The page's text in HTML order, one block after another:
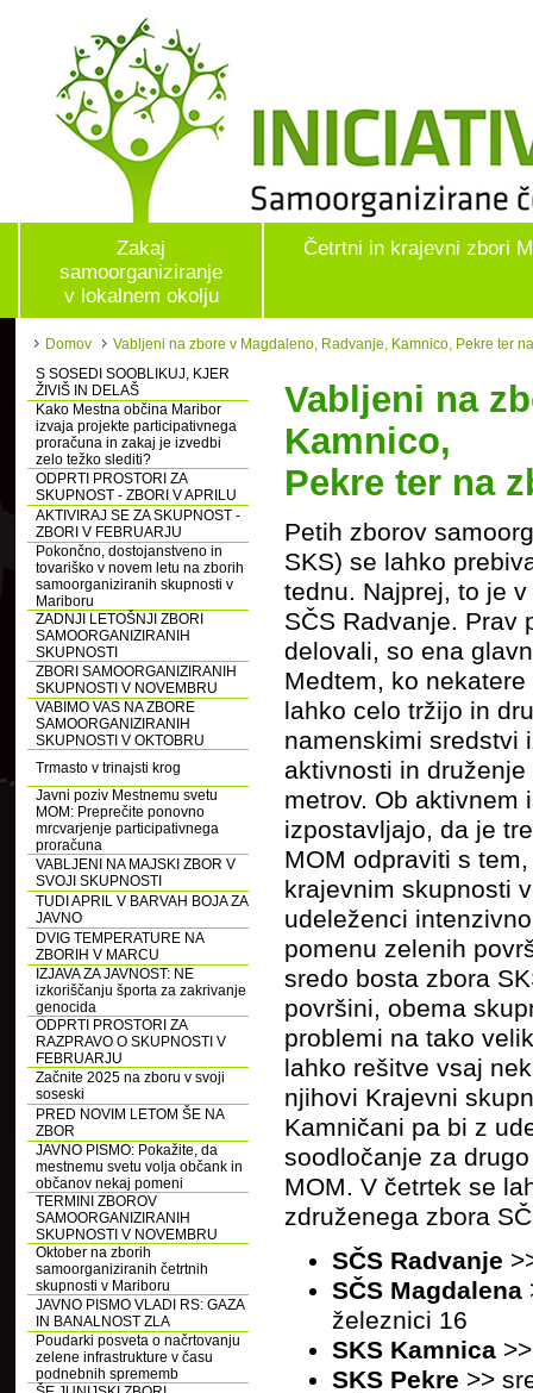
Zakaj
samoorganiziranje
v lokalnem okolju
Četrtni in krajevni zbori
Domov
Vabljeni na zbore v Magdaleno, Radvanje, Kamnico, Pekre ter
S SOSEDI SOOBLIKUJ, KJER
ŽIVIŠ IN DELAŠ
Kako Mestna občina Maribor
izvaja projekte participativnega
proračuna in zakaj je izvedbi
zelo težko slediti?
ODPRTI PROSTORI ZA
SKUPNOST - ZBORI V APRILU
AKTIVIRAJ SE ZA SKUPNOST -
ZBORI V FEBRUARJU
Pokončno, dostojanstveno in
tovariško v novem letu na zborih
samoorganiziranih skupnosti v
Mariboru
ZADNJI LETOŠNJI ZBORI
SAMOORGANIZIRANIH
SKUPNOSTI
ZBORI SAMOORGANIZIRANIH
SKUPNOSTI V NOVEMBRU
VABIMO VAS NA ZBORE
SAMOORGANIZIRANIH
SKUPNOSTI V OKTOBRU
Trmasto v trinajsti krog
Javni poziv Mestnemu svetu
MOM: Preprečite ponovno
mrcvarjenje participativnega
proračuna
VABLJENI NA MAJSKI ZBOR V
SVOJI SKUPNOSTI
TUDI APRIL V BARVAH BOJA ZA
JAVNO
DVIG TEMPERATURE NA
ZBORIH V MARCU
IZJAVA ZA JAVNOST: NE
izkoriščanju športa za zakrivanje
genocida
ODPRTI PROSTORI ZA
RAZPRAVO O SKUPNOSTI V
FEBRUARJU
Začnite 2025 na zboru v svoji
soseski
PRED NOVIM LETOM ŠE NA
ZBOR
JAVNO PISMO: Pokažite, da
mestnemu svetu volja občank in
občanov nekaj pomeni
TERMINI ZBOROV
SAMOORGANIZIRANIH
SKUPNOSTI V NOVEMBRU
Oktober na zborih
samoorganiziranih četrtnih
skupnosti v Mariboru
JAVNO PISMO VLADI RS: GAZA
IN BANALNOST ZLA
Poudarki posveta o načrtovanju
zelene infrastrukture v času
podnebnih sprememb
Vabljeni na
Kamnico,
Pekre ter na
Petih zborov
SKS) se lahko
tednu. Najprej, to je
SČS Radvanje. Prav
delovali, so ena
Medtem, ko
lahko celo tržijo in
namenskimi sredstvi
aktivnosti in
metrov. Ob aktivnem
izpostavljajo, da je
MOM odpraviti s
krajevnim skupnosti
udeleženci
pomenu zelenih
sredo bosta zbora
površini, obema
problemi na tako
lahko rešitve vsaj
njihovi Krajevni
Kamničani pa bi z
soodločanje za
MOM. V četrtek se
združenega zbora
SČS Radvanje
SČS Magdalena
železnici 16
SKS Kamnica
SKS Pekre >>